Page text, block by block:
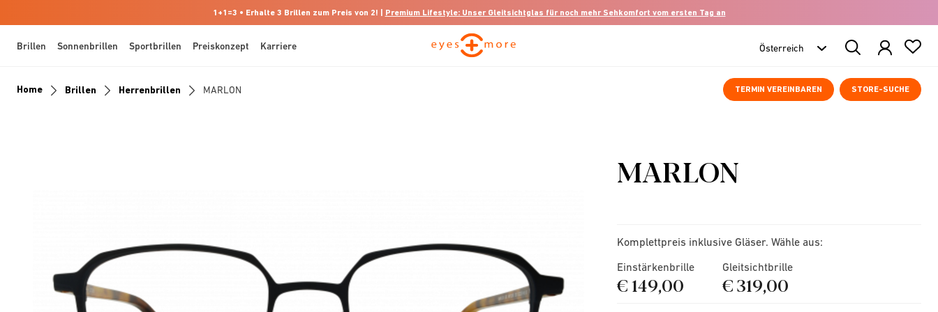
1+1=3 • Erhalte 3 Brillen zum Preis von 2! | Premium Lifestyle: Unser Gleitsichtglas für noch mehr Sehkomfort vom ersten Tag an
Brillen Sonnenbrillen Sportbrillen Preiskonzept Karriere
Search
Products
TERMIN VEREINBAREN STORE-SUCHE
Home Brillen Herrenbrillen MARLON
MARLON
Komplettpreis inklusive Gläser. Wähle aus:
Einstärkenbrille
€ 149,00
Gleitsichtbrille
€ 319,00